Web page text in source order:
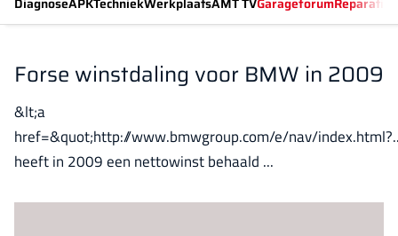
Forse winstdaling voor BMW in 2009
&lt;a
href=&quot;http://www.bmwgroup.com/e/nav/
heeft in 2009 een nettowinst behaald ...